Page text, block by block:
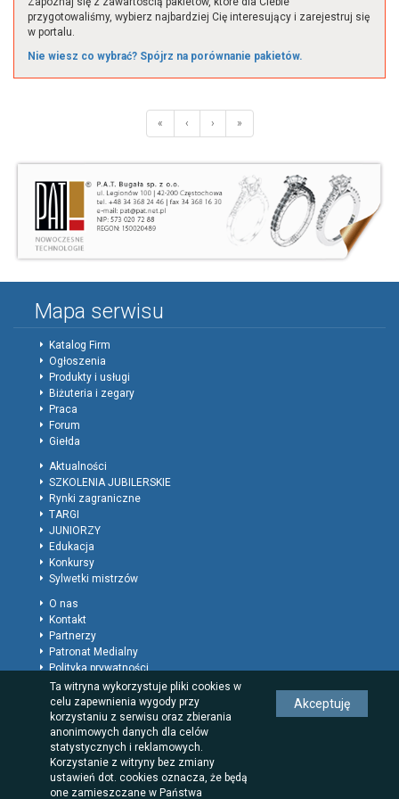
przygotowaliśmy, wybierz najbardziej Cię interesujący i zarejestruj się
w portalu.
Nie wiesz co wybrać? Spójrz na porównanie pakietów.
« ‹ › »
Mapa serwisu
Katalog Firm
Ogłoszenia
Produkty i usługi
Biżuteria i zegary
Praca
Forum
Giełda
Aktualności
SZKOLENIA JUBILERSKIE
Rynki zagraniczne
TARGI
JUNIORZY
Edukacja
Konkursy
Sylwetki mistrzów
O nas
Kontakt
Partnerzy
Patronat Medialny
Polityka prywatności
Regulamin
Reklama
Rodzaje wpisów dla firm
Ta witryna wykorzystuje pliki cookies w
celu zapewnienia wygody przy
korzystaniu z serwisu oraz zbierania
anonimowych danych dla celów
statystycznych i reklamowych.
Korzystanie z witryny bez zmiany
ustawień dot. cookies oznacza, że będą
one zamieszczane w Państwa
Akceptuję